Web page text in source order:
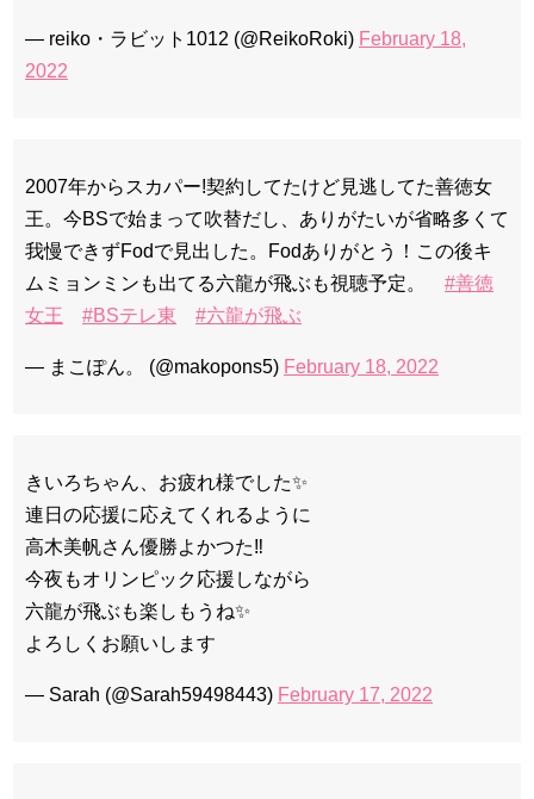
— reiko・ラビット1012 (@ReikoRoki) February 18,
2022
2007年からスカパー!契約してたけど見逃してた善徳女
王。今BSで始まって吹替だし、ありがたいが省略多くて
我慢できずFodで見出した。Fodありがとう！この後キ
ムミョンミンも出てる六龍が飛ぶも視聴予定。 #善徳
女王
#BSテレ東 #六龍が飛ぶ
— まこぽん。 (@makopons5) February 18, 2022
きいろちゃん、お疲れ様でした✨
連日の応援に応えてくれるように
高木美帆さん優勝よかつた‼️
今夜もオリンピック応援しながら
六龍が飛ぶも楽しもうね✨
よろしくお願いします
— Sarah (@Sarah59498443) February 17, 2022